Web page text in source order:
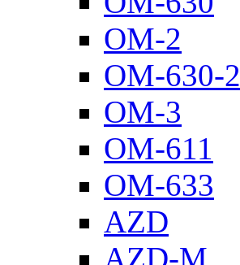
ОМ-2
ОМ-630-2
ОМ-3
ОМ-611
ОМ-633
AZD